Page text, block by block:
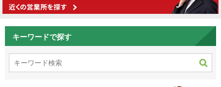
キーワードで探す